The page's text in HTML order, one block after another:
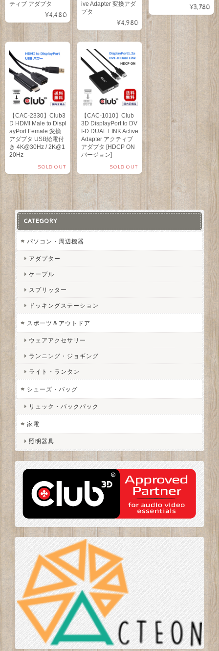
ティブ アダプタ
¥4,480
ive Adapter 変換アダ
プタ
¥4,980
¥3,780
【CAC-2330】Club3
D HDMI Male to Displ
ayPort Female 変換
アダプタ USB給電付
き 4K@30Hz / 2K@1
20Hz
SOLD OUT
【CAC-1010】Club
3D DisplayPort to DV
I-D DUAL LINK Active
Adapter アクティブ
アダプタ [HDCP ON
バージョン]
SOLD OUT
CATEGORY
パソコン・周辺機器
アダプター
ケーブル
スプリッター
ドッキングステーション
スポーツ＆アウトドア
ウェアアクセサリー
ランニング・ジョギング
ライト・ランタン
シューズ・バッグ
リュック・バックパック
家電
照明器具